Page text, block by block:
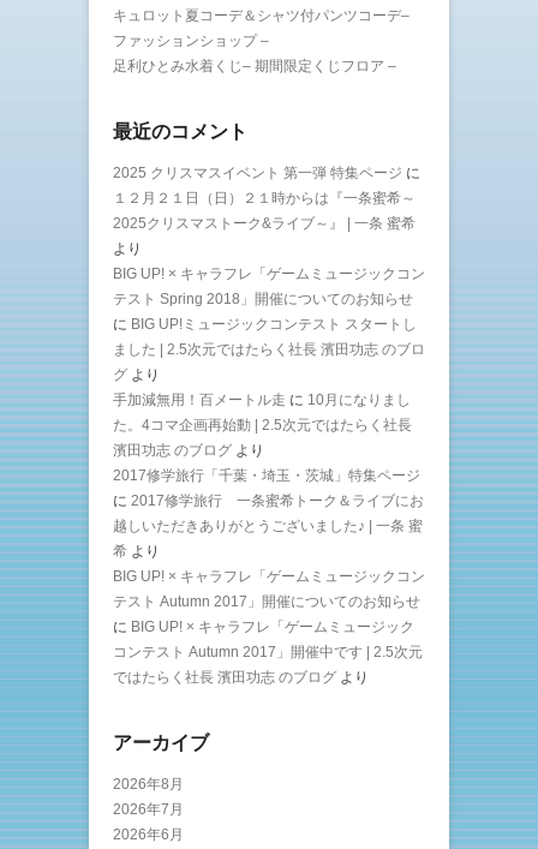
キュロット夏コーデ＆シャツ付パンツコーデ–
ファッションショップ –
足利ひとみ水着くじ– 期間限定くじフロア –
最近のコメント
2025 クリスマスイベント 第一弾 特集ページ に
１２月２１日（日）２１時からは『一条蜜希～
2025クリスマストーク&ライブ～』 | 一条 蜜希
より
BIG UP! × キャラフレ「ゲームミュージックコン
テスト Spring 2018」開催についてのお知らせ
に BIG UP!ミュージックコンテスト スタートし
ました | 2.5次元ではたらく社長 濱田功志 のブロ
グ より
手加減無用！百メートル走 に 10月になりまし
た。4コマ企画再始動 | 2.5次元ではたらく社長
濱田功志 のブログ より
2017修学旅行「千葉・埼玉・茨城」特集ページ
に 2017修学旅行 一条蜜希トーク＆ライブにお
越しいただきありがとうございました♪ | 一条 蜜
希 より
BIG UP! × キャラフレ「ゲームミュージックコン
テスト Autumn 2017」開催についてのお知らせ
に BIG UP! × キャラフレ「ゲームミュージック
コンテスト Autumn 2017」開催中です | 2.5次元
ではたらく社長 濱田功志 のブログ より
アーカイブ
2026年8月
2026年7月
2026年6月